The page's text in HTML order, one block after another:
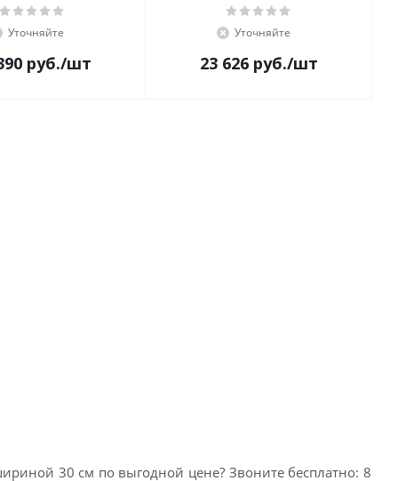
Уточняйте
руб./шт
Уточняйте
23 626 руб./шт
30 см по выгодной цене? Звоните бесплатно: 8